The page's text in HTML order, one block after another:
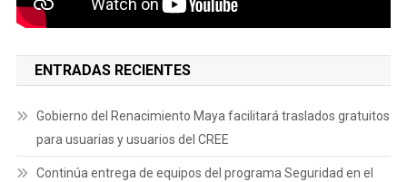
ENTRADAS RECIENTES
Gobierno del Renacimiento Maya facilitará traslados gratuitos
para usuarias y usuarios del CREE
Continúa entrega de equipos del programa Seguridad en el